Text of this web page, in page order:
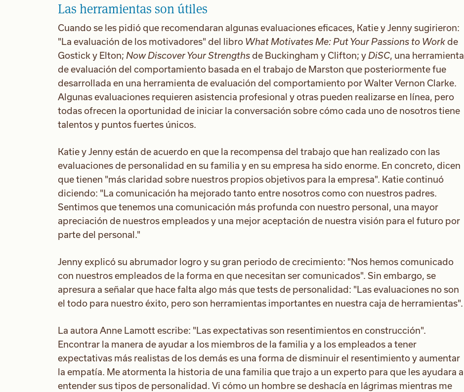
Las herramientas son útiles
Cuando se les pidió que recomendaran algunas evaluaciones eficaces, Katie y Jenny sugirieron:
"La evaluación de los motivadores" del libro What Motivates Me: Put Your Passions to Work de
Gostick y Elton; Now Discover Your Strengths de Buckingham y Clifton; y DiSC, una herramienta
de evaluación del comportamiento basada en el trabajo de Marston que posteriormente fue
desarrollada en una herramienta de evaluación del comportamiento por Walter Vernon Clarke.
Algunas evaluaciones requieren asistencia profesional y otras pueden realizarse en línea, pero
todas ofrecen la oportunidad de iniciar la conversación sobre cómo cada uno de nosotros tiene
talentos y puntos fuertes únicos.
Katie y Jenny están de acuerdo en que la recompensa del trabajo que han realizado con las
evaluaciones de personalidad en su familia y en su empresa ha sido enorme. En concreto, dicen
que tienen "más claridad sobre nuestros propios objetivos para la empresa". Katie continuó
diciendo: "La comunicación ha mejorado tanto entre nosotros como con nuestros padres.
Sentimos que tenemos una comunicación más profunda con nuestro personal, una mayor
apreciación de nuestros empleados y una mejor aceptación de nuestra visión para el futuro por
parte del personal."
Jenny explicó su abrumador logro y su gran periodo de crecimiento: "Nos hemos comunicado
con nuestros empleados de la forma en que necesitan ser comunicados". Sin embargo, se
apresura a señalar que hace falta algo más que tests de personalidad: "Las evaluaciones no son
el todo para nuestro éxito, pero son herramientas importantes en nuestra caja de herramientas".
La autora Anne Lamott escribe: "Las expectativas son resentimientos en construcción".
Encontrar la manera de ayudar a los miembros de la familia y a los empleados a tener
expectativas más realistas de los demás es una forma de disminuir el resentimiento y aumentar
la empatía. Me atormenta la historia de una familia que trajo a un experto para que les ayudara a
entender sus tipos de personalidad. Vi cómo un hombre se deshacía en lágrimas mientras me